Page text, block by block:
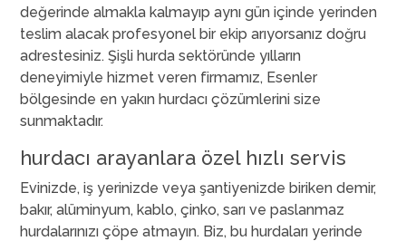
değerinde almakla kalmayıp aynı gün içinde yerinden
teslim alacak profesyonel bir ekip arıyorsanız doğru
adrestesiniz. Şişli hurda sektöründe yılların
deneyimiyle hizmet veren firmamız, Esenler
bölgesinde en yakın hurdacı çözümlerini size
sunmaktadır.
hurdacı arayanlara özel hızlı servis
Evinizde, iş yerinizde veya şantiyenizde biriken demir,
bakır, alüminyum, kablo, çinko, sarı ve paslanmaz
hurdalarınızı çöpe atmayın. Biz, bu hurdaları yerinde